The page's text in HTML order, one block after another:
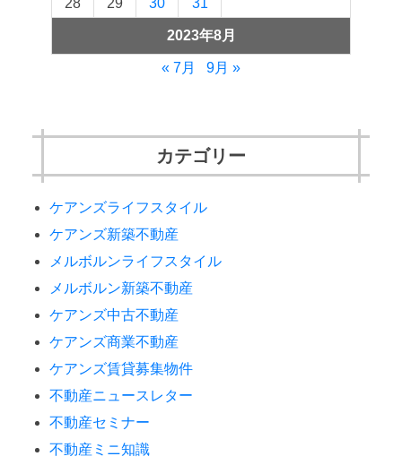
2023年8月
« 7月 9月 »
カテゴリー
ケアンズライフスタイル
ケアンズ新築不動産
メルボルンライフスタイル
メルボルン新築不動産
ケアンズ中古不動産
ケアンズ商業不動産
ケアンズ賃貸募集物件
不動産ニュースレター
不動産セミナー
不動産ミニ知識